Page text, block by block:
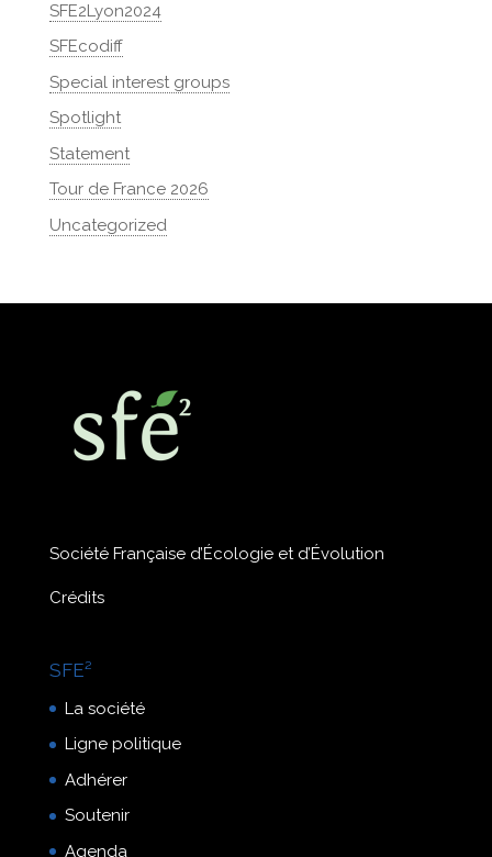
SFE2Lyon2024
SFEcodiff
Special interest groups
Spotlight
Statement
Tour de France 2026
Uncategorized
Société Française d’Écologie et d’Évolution
Crédits
SFE²
La société
Ligne politique
Adhérer
Soutenir
Agenda